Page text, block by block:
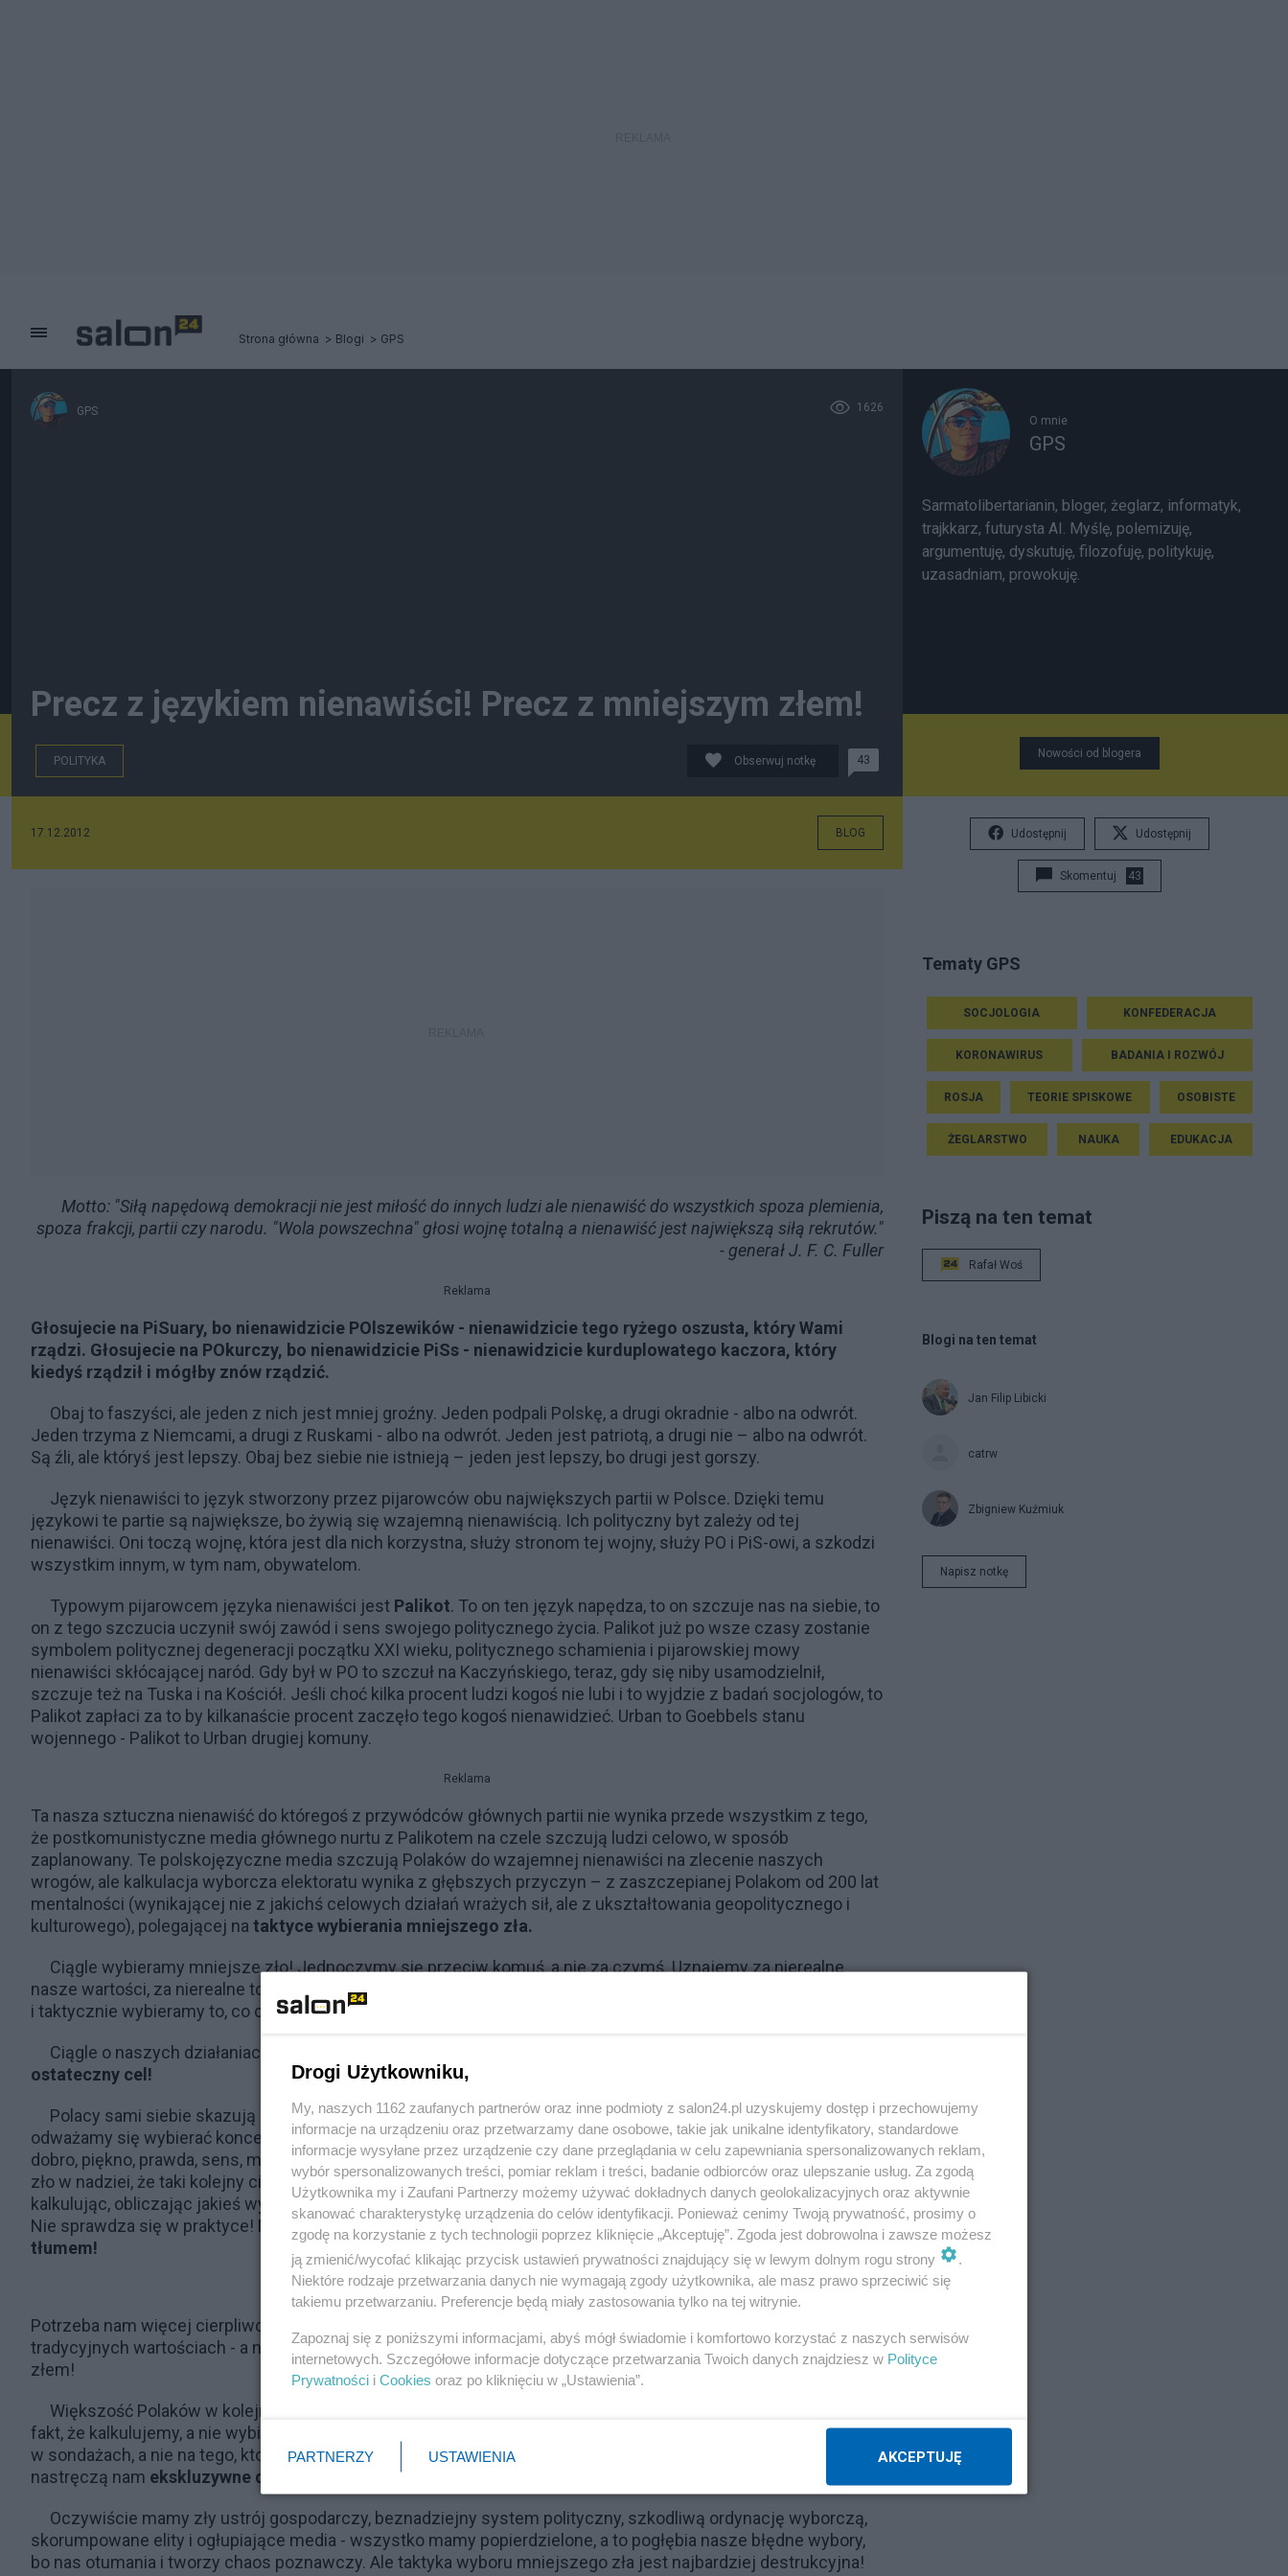
Strona główna Blogi GPS
GPS 1626
Precz z językiem nienawiści! Precz z mniejszym złem!
POLITYKA Obserwuj notkę 43
17.12.2012 BLOG
Motto: "Siłą napędową demokracji nie jest miłość do innych ludzi ale nienawiść do wszystkich spoza plemienia,
spoza frakcji, partii czy narodu. "Wola powszechna" głosi wojnę totalną a nienawiść jest największą siłą rekrutów."
- generał J. F. C. Fuller
Reklama
Głosujecie na PiSuary, bo nienawidzicie POlszewików - nienawidzicie tego ryżego oszusta, który Wami
rządzi. Głosujecie na POkurczy, bo nienawidzicie PiSs - nienawidzicie kurduplowatego kaczora, który
kiedyś rządził i mógłby znów rządzić.
Obaj to faszyści, ale jeden z nich jest mniej groźny. Jeden podpali Polskę, a drugi okradnie - albo na odwrót.
Jeden trzyma z Niemcami, a drugi z Ruskami - albo na odwrót. Jeden jest patriotą, a drugi nie – albo na odwrót.
Są źli, ale któryś jest lepszy. Obaj bez siebie nie istnieją – jeden jest lepszy, bo drugi jest gorszy.
Język nienawiści to język stworzony przez pijarowców obu największych partii w Polsce. Dzięki temu
językowi te partie są największe, bo żywią się wzajemną nienawiścią. Ich polityczny byt zależy od tej
nienawiści. Oni toczą wojnę, która jest dla nich korzystna, służy stronom tej wojny, służy PO i PiS-owi, a szkodzi
wszystkim innym, w tym nam, obywatelom.
Typowym pijarowcem języka nienawiści jest Palikot. To on ten język napędza, to on szczuje nas na siebie, to
on z tego szczucia uczynił swój zawód i sens swojego politycznego życia. Palikot już po wsze czasy zostanie
symbolem politycznej degeneracji początku XXI wieku, politycznego schamienia i pijarowskiej mowy
nienawiści skłócającej naród. Gdy był w PO to szczuł na Kaczyńskiego, teraz, gdy się niby usamodzielnił,
szczuje też na Tuska i na Kościół. Jeśli choć kilka procent ludzi kogoś nie lubi i to wyjdzie z badań socjologów, to
Palikot zapłaci za to by kilkanaście procent zaczęło tego kogoś nienawidzieć. Urban to Goebbels stanu
wojennego - Palikot to Urban drugiej komuny.
Reklama
Ta nasza sztuczna nienawiść do któregoś z przywódców głównych partii nie wynika przede wszystkim z tego,
że postkomunistyczne media głównego nurtu z Palikotem na czele szczują ludzi celowo, w sposób
zaplanowany. Te polskojęzyczne media szczują Polaków do wzajemnej nienawiści na zlecenie naszych
wrogów, ale kalkulacja wyborcza elektoratu wynika z głębszych przyczyn – z zaszczepianej Polakom od 200 lat
mentalności (wynikającej nie z jakichś celowych działań wrażych sił, ale z ukształtowania geopolitycznego i
kulturowego), polegającej na taktyce wybierania mniejszego zła.
Ciągle wybieramy mniejsze zło! Jednoczymy się przeciw komuś, a nie za czymś. Uznajemy za nierealne
nasze wartości, za nierealne to, co byłoby najlepsze, uznajemy własne aspiracje za
i taktycznie wybieramy to, co chwilowo nam mniej zaszkodzi.
Ciągle o naszych działaniach i wyborach decyduje chwilowa taktyka, albo tymczasowa strategia,
ostateczny cel!
Polacy sami siebie skazują od 200 lat na wybór mniejszego zła i dlatego ciągle mamy złe państwo! Nie
odważamy się wybierać koncepcji dobrych i przy nich trwać, walczyć zawzięcie i z determinacją. Uznajemy, że
dobro, piękno, prawda, sens, mądrość czy moralność są beznadziejnie niemożliwe, więc wybieramy mniejsze
zło w nadziei, że taki kolejny ciąg wybierania coraz mniejszego zła doprowadzi do czegoś sensownego -
kalkulując, obliczając jakieś wydumane taktyki czy karkołomne strategie. To nie prowadzi do niczego dobrego!
Nie sprawdza się w praktyce! Nic dobrego nie osiągnęliśmy tą metodą!
Bez sensu podążamy za bezmyślnym
tłumem!
Reklama
Potrzeba nam więcej cierpliwości i woli trwania w sensownych wartościach - w naszych wartościach, w
tradycyjnych wartościach - a nie ciągłych taktycznych zrywów służących mniejszemu złu! Precz z mniejszym
złem!
Większość Polaków w kolejnych wyborach wybiera inną partię, niż w poprzednich. To dobitnie potwierdza
fakt, że kalkulujemy, a nie wybieramy! Boimy się zmarnować głos, więc głosujemy na tego, kto ma duże szanse
w sondażach, a nie na tego, kto reprezentuje nasze poglądy. Wybieramy najmniej złego spośród tych, których
nastręczą nam ekskluzywne dziennikarki z telewizji.
Oczywiście mamy zły ustrój gospodarczy, beznadziejny system polityczny, szkodliwą ordynację wyborczą,
skorumpowane elity i ogłupiające media - wszystko mamy popierdzielone, a to pogłębia nasze błędne wybory,
bo nas otumania i tworzy chaos poznawczy. Ale taktyka wyboru mniejszego zła jest najbardziej destrukcyjna!
O mnie
GPS
Sarmatolibertarianin, bloger, żeglarz, informatyk,
trajkkarz, futurysta AI. Myślę, polemizuję,
argumentuję, dyskutuję, filozofuję, politykuję,
uzasadniam, prowokuję.
Nowości od blogera
Udostępnij Udostępnij
Skomentuj 43
Tematy GPS
SOCJOLOGIA KONFEDERACJA
KORONAWIRUS BADANIA I ROZWÓJ
ROSJA TEORIE SPISKOWE OSOBISTE
ŻEGLARSTWO NAUKA EDUKACJA
Piszą na ten temat
Rafał Woś
Blogi na ten temat
Jan Filip Libicki
catrw
Zbigniew Kuźmiuk
Napisz notkę
Drogi Użytkowniku,
My, naszych 1162 zaufanych partnerów oraz inne podmioty z salon24.pl uzyskujemy dostęp i przechowujemy
informacje na urządzeniu oraz przetwarzamy dane osobowe, takie jak unikalne identyfikatory, standardowe
informacje wysyłane przez urządzenie czy dane przeglądania w celu zapewniania spersonalizowanych reklam,
wybór spersonalizowanych treści, pomiar reklam i treści, badanie odbiorców oraz ulepszanie usług. Za zgodą
Użytkownika my i Zaufani Partnerzy możemy używać dokładnych danych geolokalizacyjnych oraz aktywnie
skanować charakterystykę urządzenia do celów identyfikacji. Ponieważ cenimy Twoją prywatność, prosimy o
zgodę na korzystanie z tych technologii poprzez kliknięcie „Akceptuję”. Zgoda jest dobrowolna i zawsze możesz
ją zmienić/wycofać klikając przycisk ustawień prywatności znajdujący się w lewym dolnym rogu strony
.
Niektóre rodzaje przetwarzania danych nie wymagają zgody użytkownika, ale masz prawo sprzeciwić się
takiemu przetwarzaniu. Preferencje będą miały zastosowania tylko na tej witrynie.
Zapoznaj się z poniższymi informacjami, abyś mógł świadomie i komfortowo korzystać z naszych serwisów
internetowych. Szczegółowe informacje dotyczące przetwarzania Twoich danych znajdziesz w Polityce
Prywatności i Cookies oraz po kliknięciu w „Ustawienia”.
PARTNERZY USTAWIENIA AKCEPTUJĘ